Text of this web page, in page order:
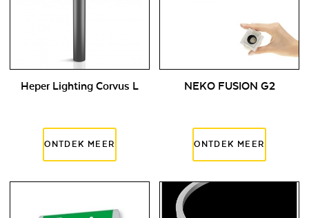
Heper Lighting Corvus L NEKO FUSION G2